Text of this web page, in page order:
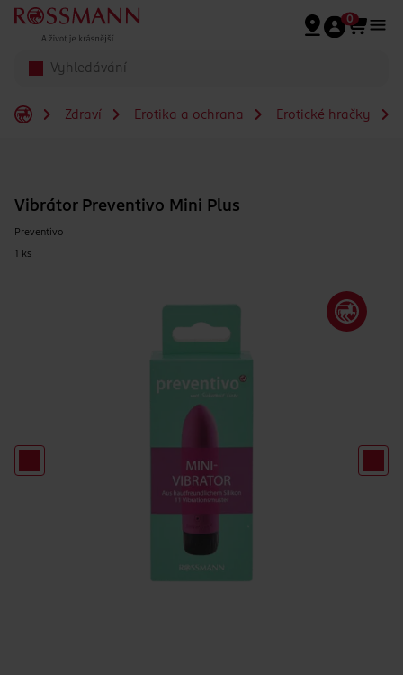
Přeskočit na hlavmní obsah
0
Zdraví Erotika a ochrana Erotické hračky
Vibrátor Preventivo Mini Plus
Preventivo
1 ks